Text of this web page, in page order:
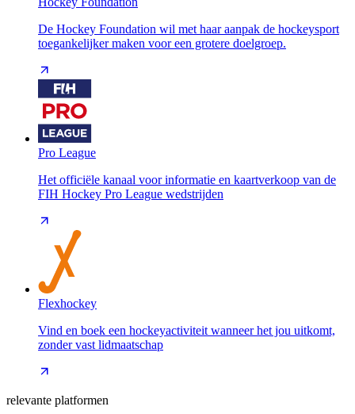
De Hockey Foundation wil met haar aanpak de hockeysport
toegankelijker maken voor een grotere doelgroep.
Pro League
Het officiële kanaal voor informatie en kaartverkoop van de
FIH Hockey Pro League wedstrijden
Flexhockey
Vind en boek een hockeyactiviteit wanneer het jou uitkomt,
zonder vast lidmaatschap
relevante platformen